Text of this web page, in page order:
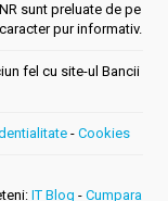
sunt preluate de pe
pur informativ.
fel cu site-ul Bancii
- Cookies
IT Blog - Cumpara